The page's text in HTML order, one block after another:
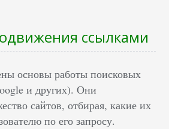
ссылками
основы работы поисковых
и других). Они
сайтов, отбирая, какие их
по его запросу.